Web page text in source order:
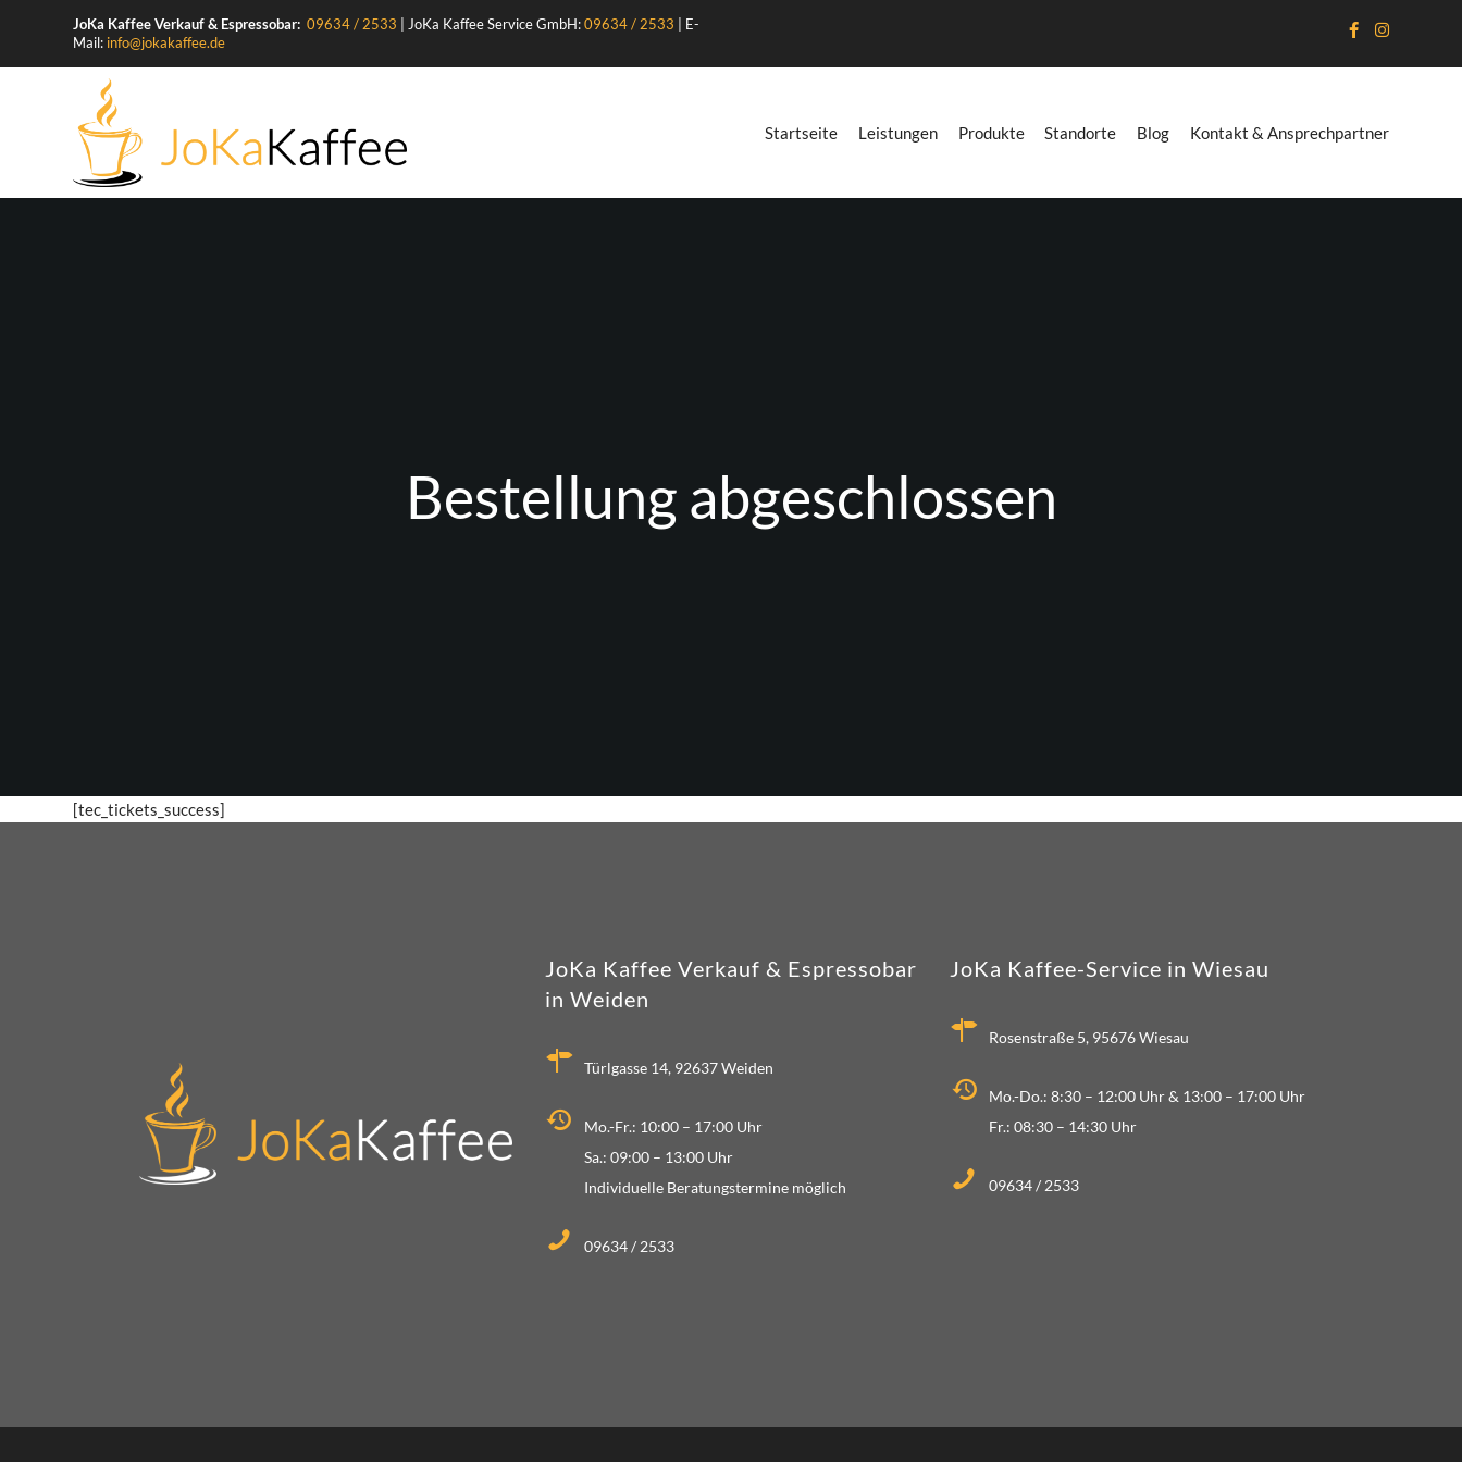
JoKa Kaffee Verkauf & Espressobar: 09634 / 2533 JoKa Kaffee Service GmbH:09634 / 2533 | E-
Mail: info@jokakaffee.de
Startseite Leistungen Produkte Standorte Blog Kontakt & Ansprechpartner
Bestellung abgeschlossen
[tec_tickets_success]
JoKa Kaffee Verkauf & Espressobar
in Weiden
Türlgasse 14, 92637 Weiden
Mo.-Fr.: 10:00 – 17:00 Uhr
Sa.: 09:00 – 13:00 Uhr
Individuelle Beratungstermine möglich
09634 / 2533
JoKa Kaffee-Service in Wiesau
Rosenstraße 5, 95676 Wiesau
Mo.-Do.: 8:30 – 12:00 Uhr & 13:00 – 17:00 Uhr
Fr.: 08:30 – 14:30 Uhr
09634 / 2533